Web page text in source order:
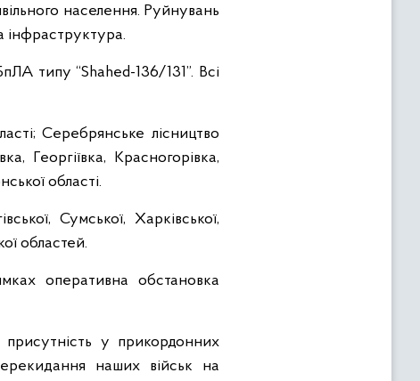
населення. Руйнувань
інфраструктура.
типу “Shahed-136/131”. Всі
Серебрянське лісництво
Георгіївка, Красногорівка,
області.
Сумської, Харківської,
областей.
оперативна обстановка
у прикордонних
наших військ на